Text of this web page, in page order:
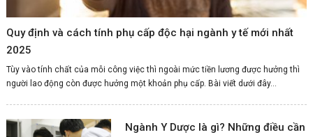
Quy định và cách tính phụ cấp độc hại ngành y tế mới nhất
2025
Tùy vào tính chất của mỗi công việc thì ngoài mức tiền lương được hưởng thì
người lao động còn được hưởng một khoản phụ cấp. Bài viết dưới đây...
Ngành Y Dược là gì? Những điều cần